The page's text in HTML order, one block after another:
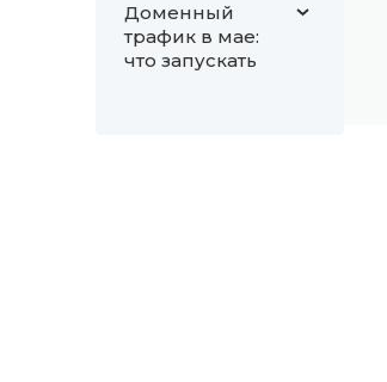
Доменный
трафик в мае:
что запускать